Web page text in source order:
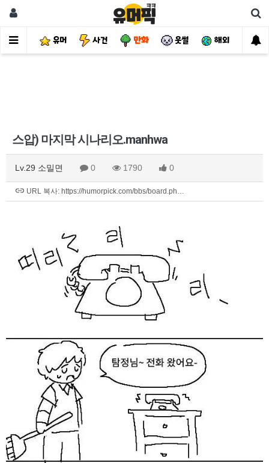
유머 사건 만화 웃썰 해외 핫
스압) 마지막 시나리오.manhwa
Lv.29 소밀면 0 1790 0
URL 복사: https://humorpick.com/bbs/board.ph…